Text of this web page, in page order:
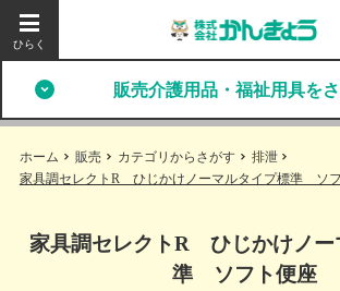
販売介護用品・福祉用具を
ホーム 販売 カテゴリからさがす
排泄
家具調セレクトR ひじかけノーマルタイプ標準 ソ
家具調セレクトR ひじかけノー
準 ソフト便座